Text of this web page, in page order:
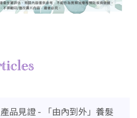
產品見證 - 「由內到外」養髮